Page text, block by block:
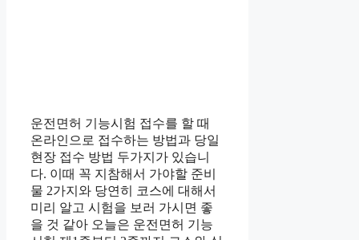
운전면허 기능시험 접수를 할 때
온라인으로 접수하는 방법과 당일
현장 접수 방법 두가지가 있습니
다. 이때 꼭 지참해서 가야할 준비
물 2가지와 당연히 코스에 대해서
미리 알고 시험을 보러 가시면 좋
을 것 같아 오늘은 운전면허 기능